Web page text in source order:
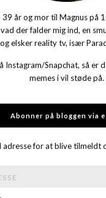
39 år og mor til Magnus på
der falder mig ind, en
elsker reality tv, især
Instagram/Snapchat, så er
memes i vil støde på.
Abonner på bloggen via
adresse for at blive tilmeldt